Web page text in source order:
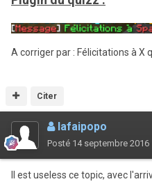
A corriger par : Félicitations à X
Citer
lafaipopo
Posté 14 septembre 2016
Il est useless ce topic, avec